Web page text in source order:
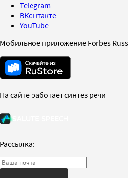
Telegram
ВКонтакте
YouTube
Мобильное приложение Forbes
На сайте работает синтез речи
Рассылка: